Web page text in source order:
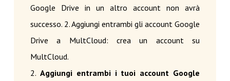
Google Drive in un altro account non avrà
successo. 2. Aggiungi entrambi gli account Google
Drive a MultCloud: crea un account su
MultCloud.
2. Aggiungi entrambi i tuoi account Google